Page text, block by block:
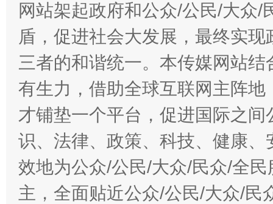
网站架起政府和公众/公民/大众
盾，促进社会大发展，最终实
三者的和谐统一。本传媒网站
有生力，借助全球互联网主阵
才铺垫一个平台，促进国际之
识、法律、政策、科技、健康
效地为公众/公民/大众/民众/全
主，全面贴近公众/公民/大众/民